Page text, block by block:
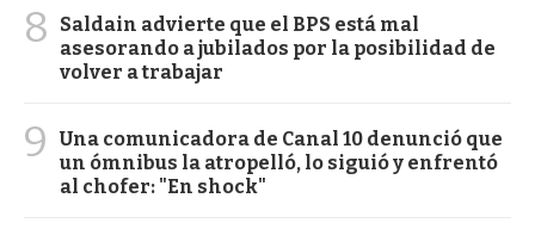
8
Saldain advierte que el BPS está mal
asesorando a jubilados por la posibilidad de
volver a trabajar
9
Una comunicadora de Canal 10 denunció que
un ómnibus la atropelló, lo siguió y enfrentó
al chofer: "En shock"